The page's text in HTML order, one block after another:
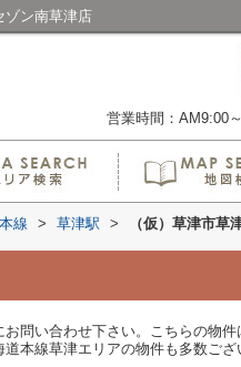
ゾン南草津店
営業時間：AM9:00
線 > 草津駅 > （仮）草津市草
問い合わせ下さい。こちらの物
本線草津エリアの物件も多数ご